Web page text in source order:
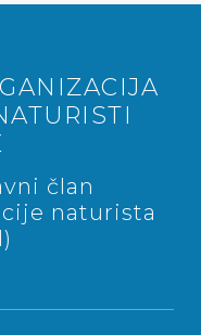
član
naturista